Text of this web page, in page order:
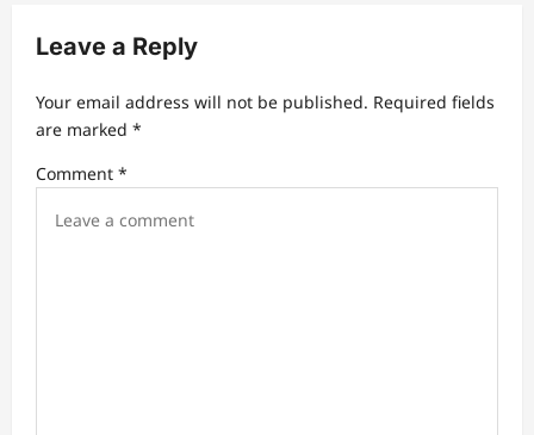
g
a
t
i
Leave a Reply
Your email address will not be published. Required fields
are marked *
Comment *